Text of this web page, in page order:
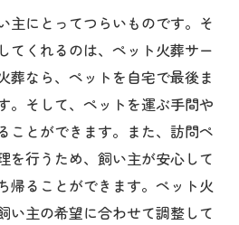
主にとってつらいものです。そ
てくれるのは、ペット火葬サー
葬なら、ペットを自宅で最後ま
。そして、ペットを運ぶ手間や
ことができます。また、訪問ペ
を行うため、飼い主が安心して
帰ることができます。ペット火
い主の希望に合わせて調整して